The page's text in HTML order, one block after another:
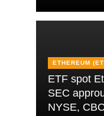
ETHEREUM
ETF spot
SEC
NYSE,